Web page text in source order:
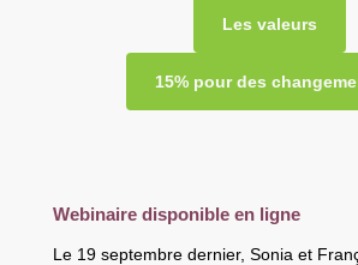
Les valeurs
15% pour des
Webinaire disponible en ligne
Le 19 septembre dernier, Sonia et